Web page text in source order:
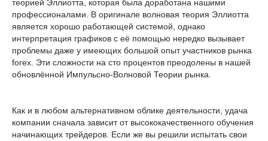
теорией Эллиотта, которая была доработана нашими
профессионалами. В оригинале волновая теория Эллиотта
является хорошо работающей системой, однако
интерпретация графиков с её помощью нередко вызывает
проблемы даже у имеющих большой опыт участников рынка
forex. Эти сложности на сто процентов преодолены в нашей
обновлённой Импульсно-Волновой Теории рынка.
Как и в любом альтернативном облике деятельности, удача
компании сначала зависит от высококачественного обучения
начинающих трейдеров. Если же вы решили испытать свои